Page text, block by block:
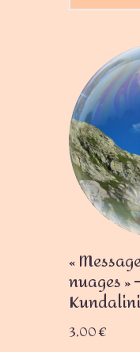
«
nuages »
Kundalini
3,00€